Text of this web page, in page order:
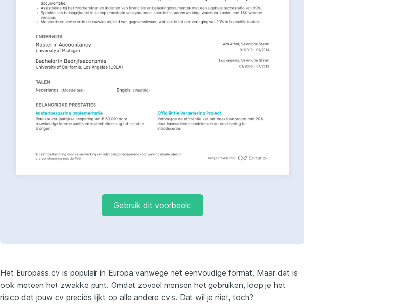
Gebruik dit voorbeeld
Het Europass cv is populair in Europa vanwege het eenvoudige format. Maar dat is
ook meteen het zwakke punt. Omdat zoveel mensen het gebruiken, loop je het
risico dat jouw cv precies lijkt op alle andere cv’s. Dat wil je niet, toch?